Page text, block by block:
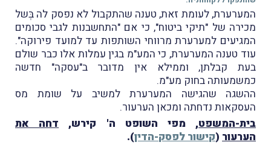
המערערת, לעומת זאת, טענה שהתקבול לא נפסק לה בְּשל
מכירה של "תיקי ביטוח", כי אם "התחשבנות לגבי סכומים
המגיעים למערערת מרווחי השותפות עד למועד פירוקה".
עוד טענה המערערת, כי המע"מ בגין עמלות אלו כבר שולם
בעת קבלתן, וממילא אין מדובר ב"עסקה" חדשה
כמשמעותה בחוק מע"מ.
ההשגה שהגישה המערערת למשיב על שומת מס
העסקאות נדחתה ומכאן הערעור.
בית-המשפט, מפי השופט ה' קירש,דחה את
הערעור (קישור לפסק-הדין).